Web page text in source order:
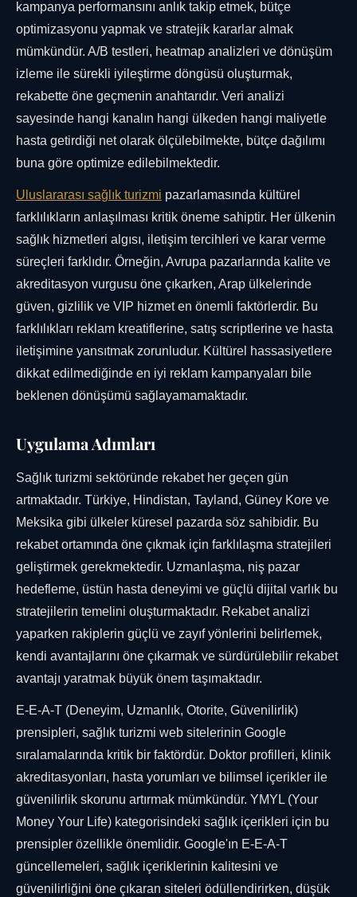
kampanya performansını anlık takip etmek, bütçe
optimizasyonu yapmak ve stratejik kararlar almak
mümkündür. A/B testleri, heatmap analizleri ve dönüşüm
izleme ile sürekli iyileştirme döngüsü oluşturmak,
rekabette öne geçmenin anahtarıdır. Veri analizi
sayesinde hangi kanalın hangi ülkeden hangi maliyetle
hasta getirdiği net olarak ölçülebilmekte, bütçe dağılımı
buna göre optimize edilebilmektedir.
Uluslararası sağlık turizmi pazarlamasında kültürel
farklılıkların anlaşılması kritik öneme sahiptir. Her ülkenin
sağlık hizmetleri algısı, iletişim tercihleri ve karar verme
süreçleri farklıdır. Örneğin, Avrupa pazarlarında kalite ve
akreditasyon vurgusu öne çıkarken, Arap ülkelerinde
güven, gizlilik ve VIP hizmet en önemli faktörlerdir. Bu
farklılıkları reklam kreatiflerine, satış scriptlerine ve hasta
iletişimine yansıtmak zorunludur. Kültürel hassasiyetlere
dikkat edilmediğinde en iyi reklam kampanyaları bile
beklenen dönüşümü sağlayamamaktadır.
Uygulama Adımları
Sağlık turizmi sektöründe rekabet her geçen gün
artmaktadır. Türkiye, Hindistan, Tayland, Güney Kore ve
Meksika gibi ülkeler küresel pazarda söz sahibidir. Bu
rekabet ortamında öne çıkmak için farklılaşma stratejileri
geliştirmek gerekmektedir. Uzmanlaşma, niş pazar
hedefleme, üstün hasta deneyimi ve güçlü dijital varlık bu
stratejilerin temelini oluşturmaktadır. Rekabet analizi
yaparken rakiplerin güçlü ve zayıf yönlerini belirlemek,
kendi avantajlarını öne çıkarmak ve sürdürülebilir rekabet
avantajı yaratmak büyük önem taşımaktadır.
E-E-A-T (Deneyim, Uzmanlık, Otorite, Güvenilirlik)
prensipleri, sağlık turizmi web sitelerinin Google
sıralamalarında kritik bir faktördür. Doktor profilleri, klinik
akreditasyonları, hasta yorumları ve bilimsel içerikler ile
güvenilirlik skorunu artırmak mümkündür. YMYL (Your
Money Your Life) kategorisindeki sağlık içerikleri için bu
prensipler özellikle önemlidir. Google'ın E-E-A-T
güncellemeleri, sağlık içeriklerinin kalitesini ve
güvenilirliğini öne çıkaran siteleri ödüllendirirken, düşük